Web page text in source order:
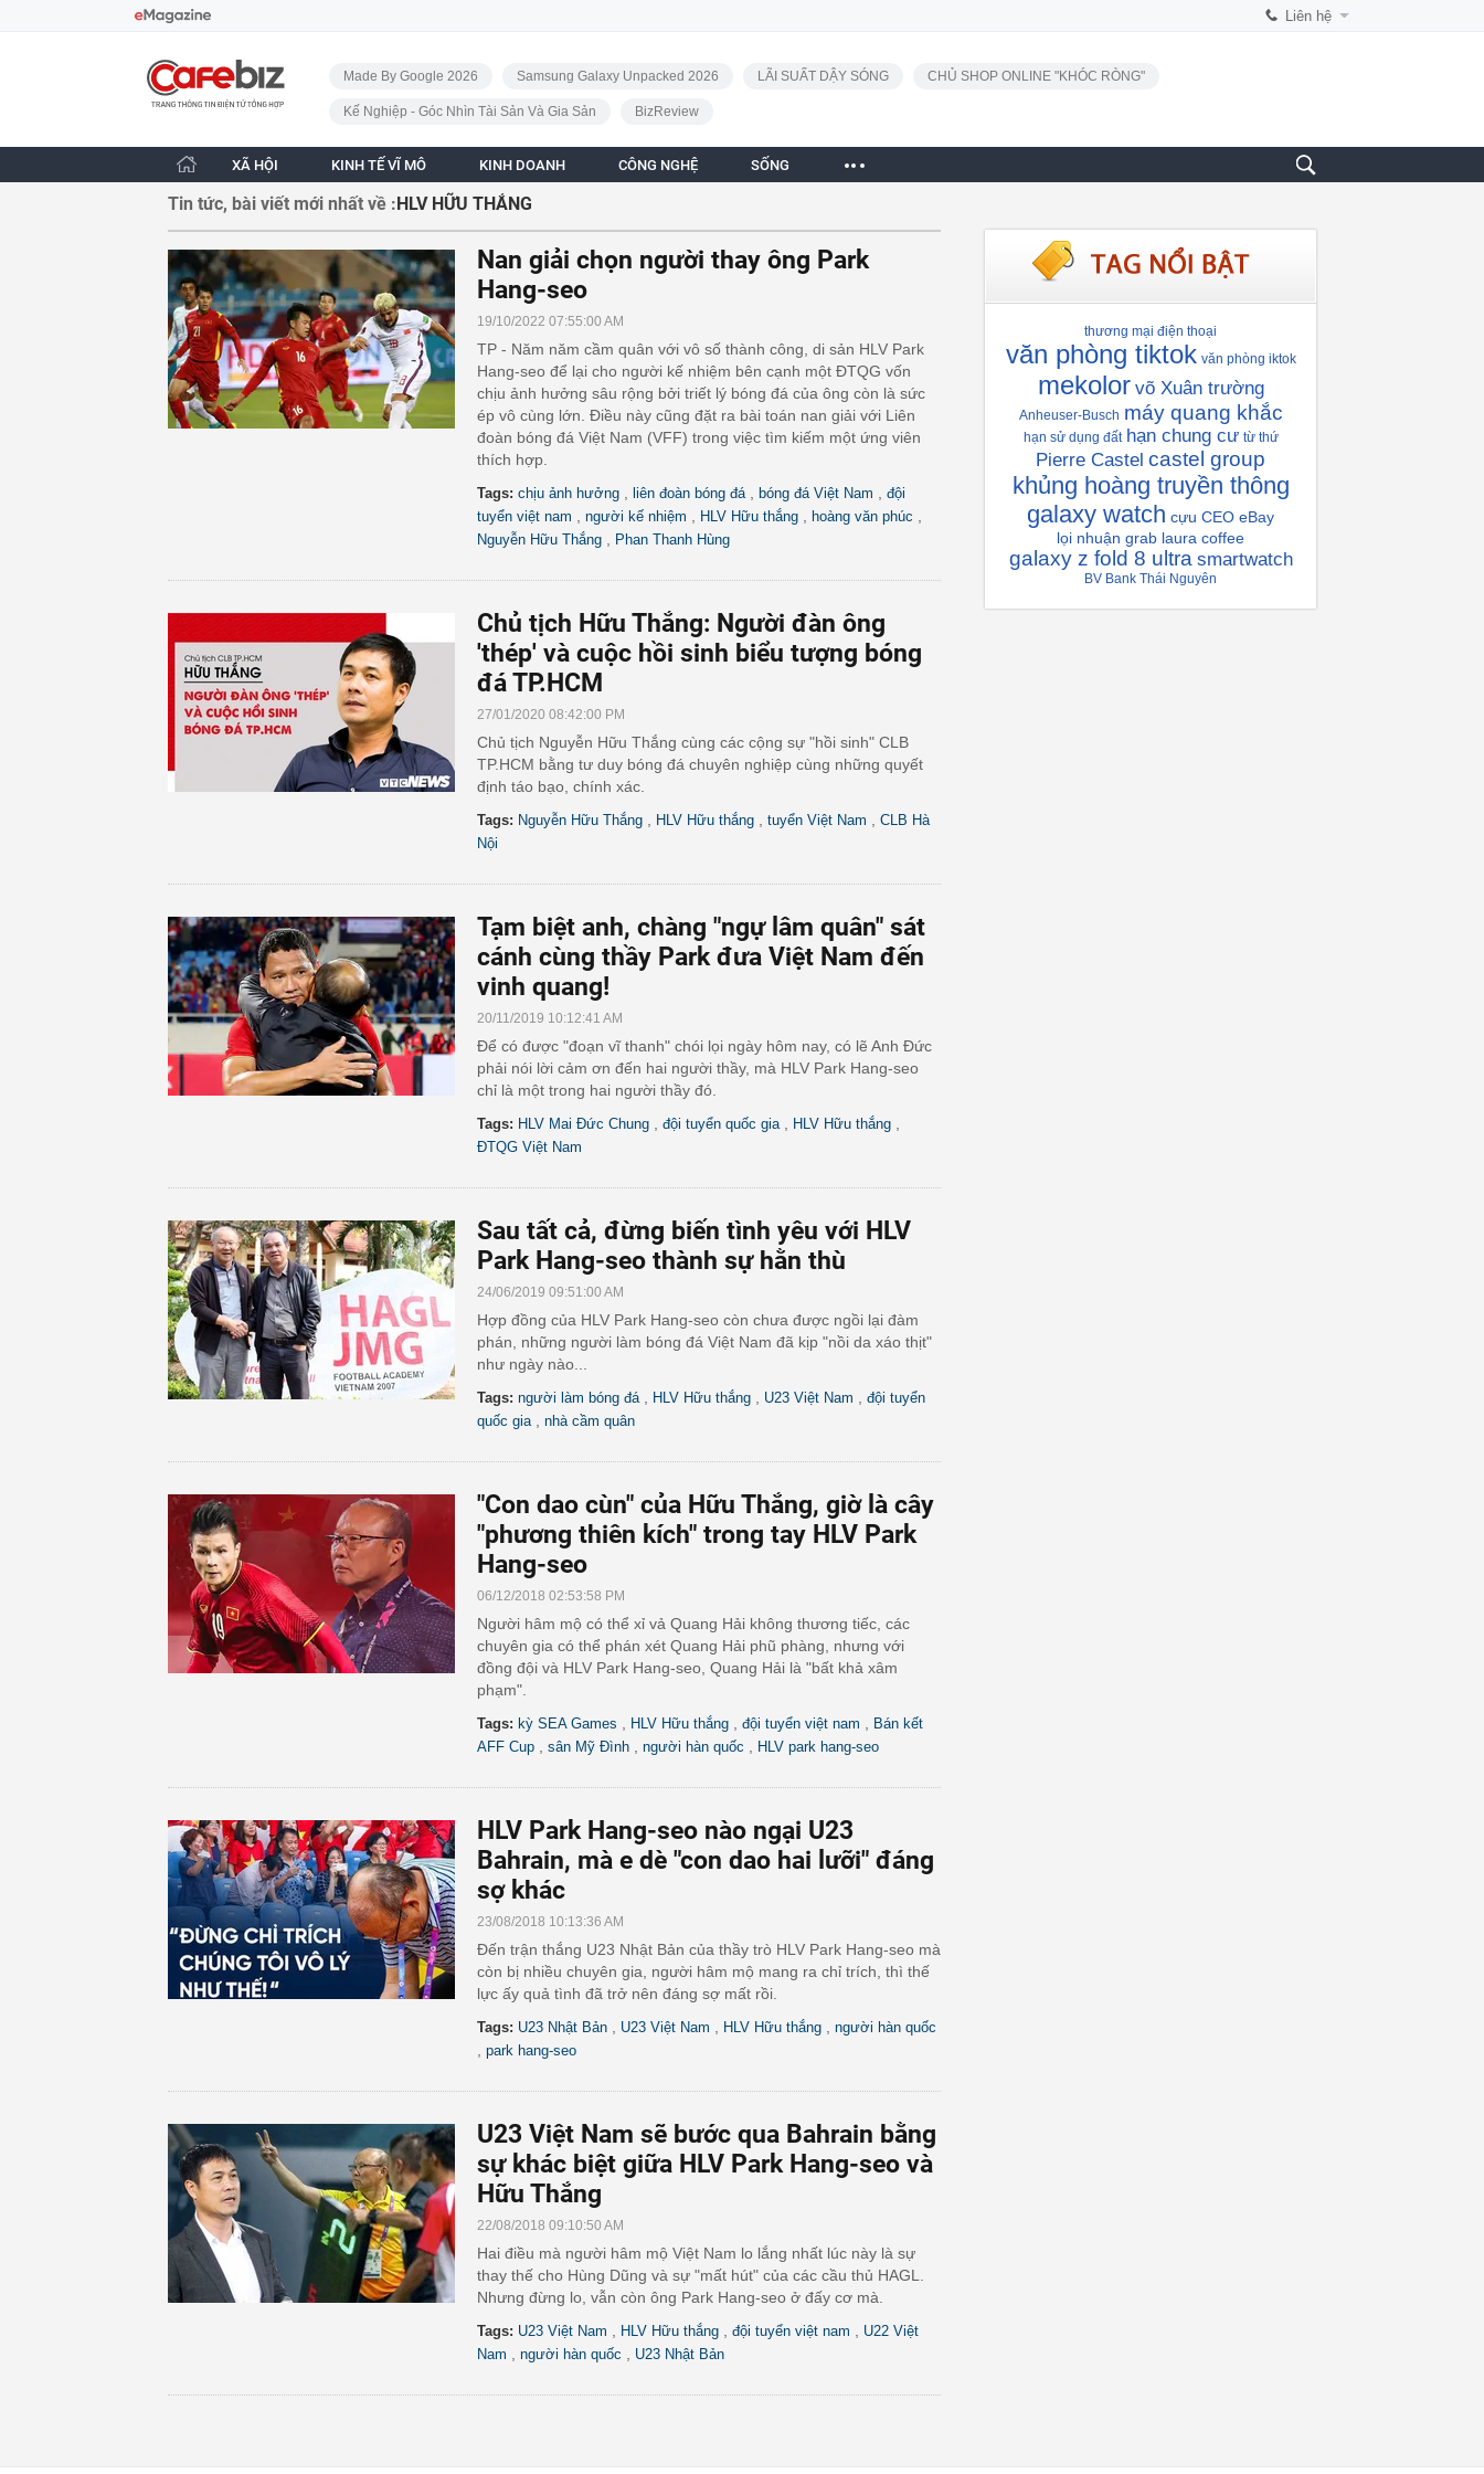
Liên hệ
CafeBiz - Trang chủ
Made By Google 2026
Samsung Galaxy Unpacked 2026 LÃI SUẤT DẬY SÓNG CHỦ SHOP ONLINE "KHÓC RÒNG"
Kế Nghiệp - Góc Nhìn Tài Sản Và Gia Sản BizReview
XÃ HỘI KINH TẾ VĨ MÔ KINH DOANH CÔNG NGHỆ SỐNG
Tin tức, bài viết mới nhất về :HLV HỮU THẮNG
Nan giải chọn người thay ông Park
Hang-seo
19/10/2022 07:55:00 AM
TP - Năm năm cầm quân với vô số thành công, di sản HLV Park
Hang-seo để lại cho người kế nhiệm bên cạnh một ĐTQG vốn
chịu ảnh hưởng sâu rộng bởi triết lý bóng đá của ông còn là sức
ép vô cùng lớn. Điều này cũng đặt ra bài toán nan giải với Liên
đoàn bóng đá Việt Nam (VFF) trong việc tìm kiếm một ứng viên
thích hợp.
Tags: chịu ảnh hưởng liên đoàn bóng đá bóng đá Việt Nam
đội
tuyển việt nam
người kế nhiệm HLV Hữu thắng hoàng văn phúc
Nguyễn Hữu Thắng Phan Thanh Hùng
Chủ tịch Hữu Thắng: Người đàn ông
'thép' và cuộc hồi sinh biểu tượng bóng
đá TP.HCM
27/01/2020 08:42:00 PM
Chủ tịch Nguyễn Hữu Thắng cùng các cộng sự "hồi sinh" CLB
TP.HCM bằng tư duy bóng đá chuyên nghiệp cùng những quyết
định táo bạo, chính xác.
Tags: Nguyễn Hữu Thắng HLV Hữu thắng tuyển Việt Nam
CLB Hà
Nội
Tạm biệt anh, chàng "ngự lâm quân" sát
cánh cùng thầy Park đưa Việt Nam đến
vinh quang!
20/11/2019 10:12:41 AM
Để có được "đoạn vĩ thanh" chói lọi ngày hôm nay, có lẽ Anh Đức
phải nói lời cảm ơn đến hai người thầy, mà HLV Park Hang-seo
chỉ là một trong hai người thầy đó.
Tags: HLV Mai Đức Chung đội tuyển quốc gia HLV Hữu thắng
ĐTQG Việt Nam
Sau tất cả, đừng biến tình yêu với HLV
Park Hang-seo thành sự hằn thù
24/06/2019 09:51:00 AM
Hợp đồng của HLV Park Hang-seo còn chưa được ngồi lại đàm
phán, những người làm bóng đá Việt Nam đã kịp "nồi da xáo thịt"
như ngày nào...
Tags: người làm bóng đá HLV Hữu thắng U23 Việt Nam
đội tuyển
quốc gia
nhà cầm quân
"Con dao cùn" của Hữu Thắng, giờ là cây
"phương thiên kích" trong tay HLV Park
Hang-seo
06/12/2018 02:53:58 PM
Người hâm mộ có thể xỉ vả Quang Hải không thương tiếc, các
chuyên gia có thể phán xét Quang Hải phũ phàng, nhưng với
đồng đội và HLV Park Hang-seo, Quang Hải là "bất khả xâm
phạm".
Tags: kỳ SEA Games HLV Hữu thắng đội tuyển việt nam
Bán kết
AFF Cup
sân Mỹ Đình người hàn quốc HLV park hang-seo
HLV Park Hang-seo nào ngại U23
Bahrain, mà e dè "con dao hai lưỡi" đáng
sợ khác
23/08/2018 10:13:36 AM
Đến trận thắng U23 Nhật Bản của thầy trò HLV Park Hang-seo mà
còn bị nhiều chuyên gia, người hâm mộ mang ra chỉ trích, thì thế
lực ấy quả tình đã trở nên đáng sợ mất rồi.
Tags: U23 Nhật Bản U23 Việt Nam HLV Hữu thắng người hàn quốc
park hang-seo
U23 Việt Nam sẽ bước qua Bahrain bằng
sự khác biệt giữa HLV Park Hang-seo và
Hữu Thắng
22/08/2018 09:10:50 AM
Hai điều mà người hâm mộ Việt Nam lo lắng nhất lúc này là sự
thay thế cho Hùng Dũng và sự "mất hút" của các cầu thủ HAGL.
Nhưng đừng lo, vẫn còn ông Park Hang-seo ở đấy cơ mà.
Tags: U23 Việt Nam HLV Hữu thắng đội tuyển việt nam
U22 Việt
Nam
người hàn quốc U23 Nhật Bản
thương mại điện thoại
văn phòng tiktok văn phòng iktok
mekolor võ Xuân trường
Anheuser-Busch máy quang khắc
hạn sử dụng đất hạn chung cư từ thứ
Pierre Castel castel group
khủng hoàng truyền thông
galaxy watch cựu CEO eBay
lọi nhuận grab laura coffee
galaxy z fold 8 ultra smartwatch
BV Bank Thái Nguyên